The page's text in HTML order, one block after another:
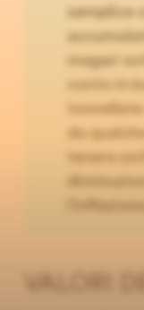
semplice
magari
conto in
da
tenere
VALORI